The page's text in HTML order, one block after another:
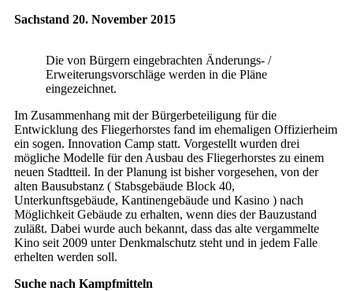
Sachstand 20. November 2015
Die von Bürgern eingebrachten Änderungs- /
Erweiterungsvorschläge werden in die Pläne
eingezeichnet.
Im Zusammenhang mit der Bürgerbeteiligung für die
Entwicklung des Fliegerhorstes fand im ehemaligen Offizierheim
ein sogen. Innovation Camp statt. Vorgestellt wurden drei
mögliche Modelle für den Ausbau des Fliegerhorstes zu einem
neuen Stadtteil. In der Planung ist bisher vorgesehen, von der
alten Bausubstanz ( Stabsgebäude Block 40,
Unterkunftsgebäude, Kantinengebäude und Kasino ) nach
Möglichkeit Gebäude zu erhalten, wenn dies der Bauzustand
zuläßt. Dabei wurde auch bekannt, dass das alte vergammelte
Kino seit 2009 unter Denkmalschutz steht und in jedem Falle
erhelten werden soll.
Suche nach Kampfmitteln